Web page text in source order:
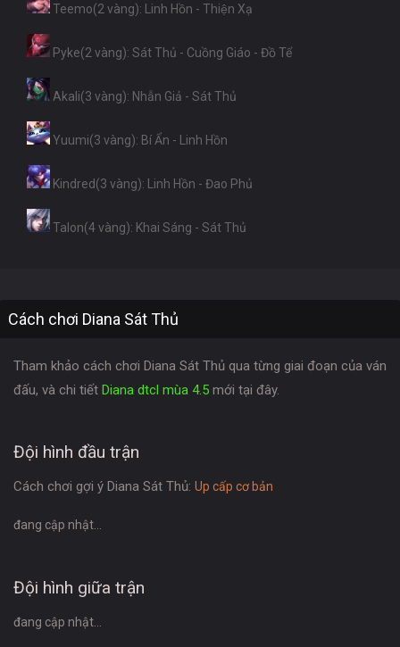
Teemo(2 vàng): Linh Hồn - Thiện Xạ
Pyke(2 vàng): Sát Thủ - Cuồng Giáo - Đồ Tể
Akali(3 vàng): Nhẫn Giả - Sát Thủ
Yuumi(3 vàng): Bí Ẩn - Linh Hồn
Kindred(3 vàng): Linh Hồn - Đao Phủ
Talon(4 vàng): Khai Sáng - Sát Thủ
Cách chơi Diana Sát Thủ
Tham khảo cách chơi Diana Sát Thủ qua từng giai đoạn của ván
đấu, và chi tiết Diana dtcl mùa 4.5 mới tại đây.
Đội hình đầu trận
Cách chơi gợi ý Diana Sát Thủ: Up cấp cơ bản
đang cập nhật...
Đội hình giữa trận
đang cập nhật...